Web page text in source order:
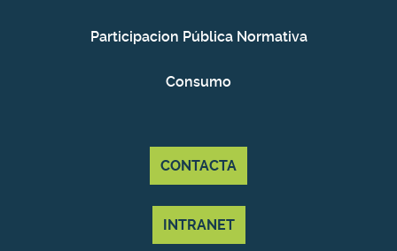
Participacion Pública Normativa
Consumo
CONTACTA
INTRANET